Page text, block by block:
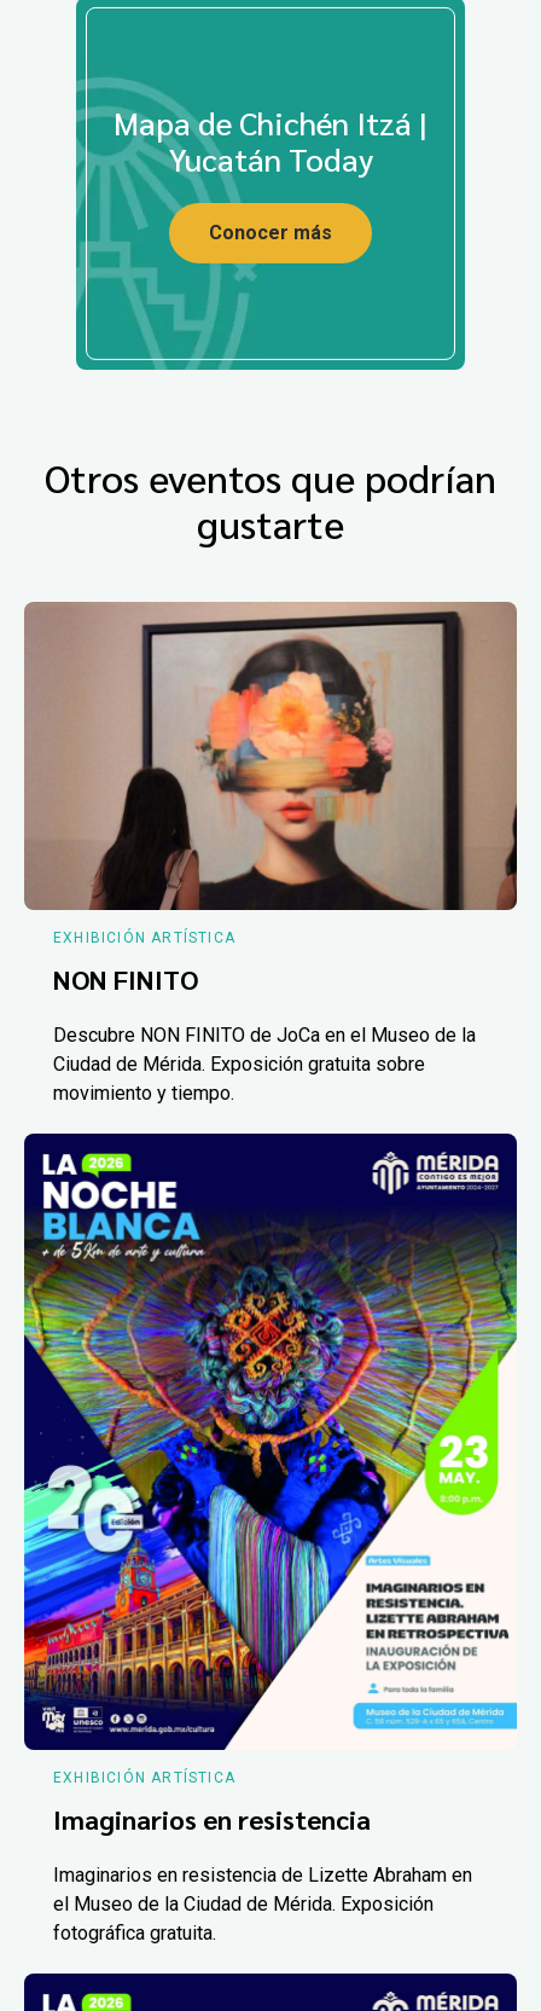
Mapa de Chichén Itzá |
Yucatán Today
Conocer más
Otros eventos que podrían
gustarte
EXHIBICIÓN ARTÍSTICA
NON FINITO
Descubre NON FINITO de JoCa en el Museo de la
Ciudad de Mérida. Exposición gratuita sobre
movimiento y tiempo.
EXHIBICIÓN ARTÍSTICA
Imaginarios en resistencia
Imaginarios en resistencia de Lizette Abraham en
el Museo de la Ciudad de Mérida. Exposición
fotográfica gratuita.